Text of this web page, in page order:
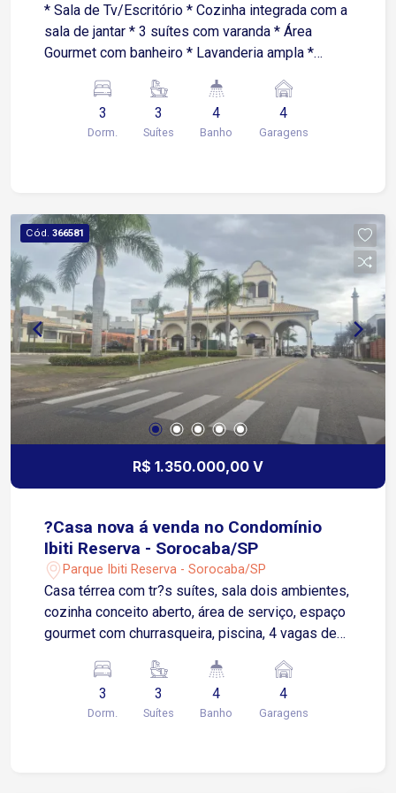
* Sala de Tv/Escritório * Cozinha integrada com a
sala de jantar * 3 suítes com varanda * Área
Gourmet com banheiro * Lavanderia ampla *
4 carros ou mais * Porão amplo * Sistema de
bolsão para água de chuva e distribuição nas
torneiras do quintal e jardim
3
Dorm.
3
Suítes
4
Banho
4
Garagens
Cód. 366581
R$ 1.350.000,00 V
?Casa nova á venda no Condomínio
Ibiti Reserva - Sorocaba/SP
Parque Ibiti Reserva - Sorocaba/SP
Casa térrea com tr?s suítes, sala dois ambientes,
cozinha conceito aberto, área de serviço, espaço
gourmet com churrasqueira, piscina, 4 vagas de
portaria 24 horas.
3
Dorm.
3
Suítes
4
Banho
4
Garagens